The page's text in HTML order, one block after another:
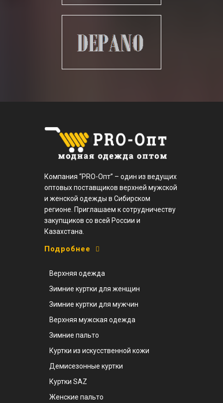
Компания “PRO-Опт” – один из ведущих
оптовых поставщиков верхней мужской
и женской одежды в Сибирском
регионе. Приглашаем к сотрудничеству
закупщиков со всей России и
Казахстана.
Подробнее
Верхняя одежда
Зимние куртки для женщин
Зимние куртки для мужчин
Верхняя мужская одежда
Зимние пальто
Куртки из искусственной кожи
Демисезонные куртки
Куртки SAZ
Женские пальто